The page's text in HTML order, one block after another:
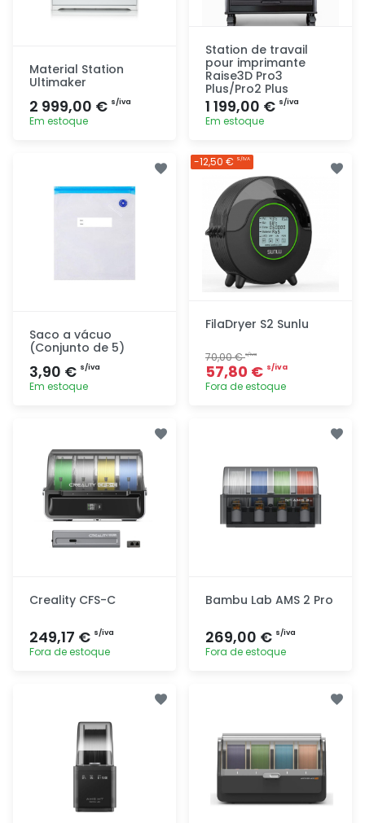
Material Station
Ultimaker
2 999,00 € s/iva
Em estoque
Station de travail
pour imprimante
Raise3D Pro3
Plus/Pro2 Plus
1 199,00 € s/iva
Em estoque
rapidamente
Saco a vácuo
(Conjunto de 5)
3,90 € s/iva
Em estoque
FilaDryer S2 Sunlu
70,00 €s/iva
57,80 € s/iva
Fora de estoque
-12,50 € S/IVA
Creality CFS-C
249,17 € s/iva
Fora de estoque
Bambu Lab AMS 2 Pro
269,00 € s/iva
Fora de estoque